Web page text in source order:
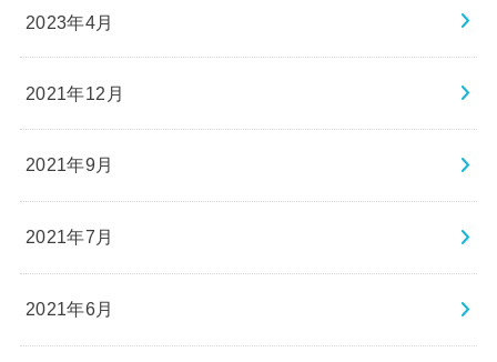
2023年4月
2021年12月
2021年9月
2021年7月
2021年6月